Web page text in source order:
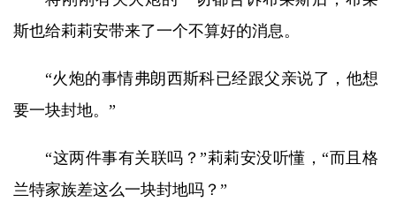
斯也给莉莉安带来了一个不算好的消息。
“火炮的事情弗朗西斯科已经跟父亲说了，他想
要一块封地。”
“这两件事有关联吗？”莉莉安没听懂，“而且格
兰特家族差这么一块封地吗？”